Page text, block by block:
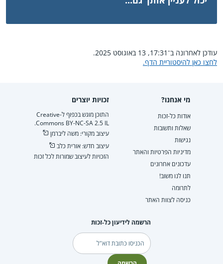
עודכן לאחרונה ב־17:31, 13 באוגוסט 2025.
לחצו כאן להיסטוריית הדף.
מי אנחנו?
אודות כל-זכות
שאלות ותשובות
נגישות
מדיניות הפרטיות והאתר
עדכונים אחרונים
תנו לנו משוב!
לתרומה
כניסה לצוות האתר
זכויות יוצרים
התוכן מוגש בכפוף ל-Creative
Commons BY-NC-SA 2.5 IL.
עיצוב מקורי: משה ליברמן
עיצוב חדש: אורית כלב
הזכויות לעיצוב שמורות לכל זכות
הרשמה לידיעון כל-זכות
דוא"ל